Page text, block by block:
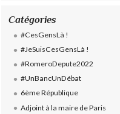
Catégories
#CesGensLà !
#JeSuisCesGensLà !
#RomeroDepute2022
#UnBancUnDébat
6ème République
Adjoint à la maire de Paris